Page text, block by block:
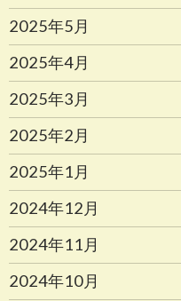
2025年5月
2025年4月
2025年3月
2025年2月
2025年1月
2024年12月
2024年11月
2024年10月